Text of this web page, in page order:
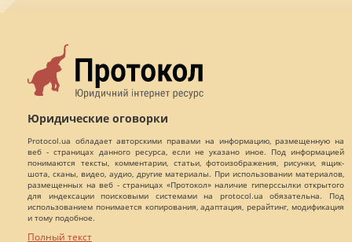
Юридические оговорки
Protocol.ua обладает авторскими правами на информацию, размещенную на
веб - страницах данного ресурса, если не указано иное. Под информацией
понимаются тексты, комментарии, статьи, фотоизображения, рисунки, ящик-
шота, сканы, видео, аудио, другие материалы. При использовании материалов,
размещенных на веб - страницах «Протокол» наличие гиперссылки открытого
для индексации поисковыми системами на protocol.ua обязательна. Под
использованием понимается копирования, адаптация, рерайтинг, модификация
и тому подобное.
Полный текст